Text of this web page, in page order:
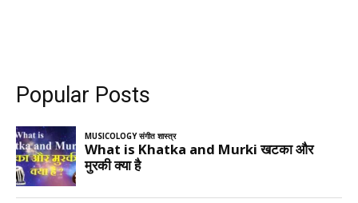
Popular Posts